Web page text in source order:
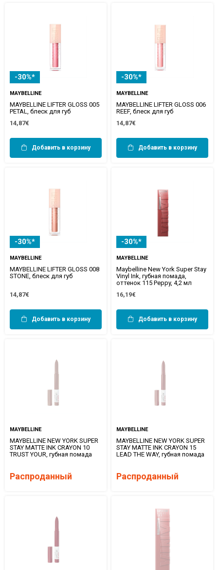
-30%*
MAYBELLINE
MAYBELLINE LIFTER GLOSS 005
PETAL, блеск для губ
14,87€
Добавить в корзину
-30%*
MAYBELLINE
MAYBELLINE LIFTER GLOSS 006
REEF, блеск для губ
14,87€
Добавить в корзину
-30%*
MAYBELLINE
MAYBELLINE LIFTER GLOSS 008
STONE, блеск для губ
14,87€
Добавить в корзину
-30%*
MAYBELLINE
Maybelline New York Super Stay
Vinyl Ink, губная помада,
оттенок 115 Peppy, 4,2 мл
16,19€
Добавить в корзину
MAYBELLINE
MAYBELLINE NEW YORK SUPER
STAY MATTE INK CRAYON 10
TRUST YOUR, губная помада
Распроданный
MAYBELLINE
MAYBELLINE NEW YORK SUPER
STAY MATTE INK CRAYON 15
LEAD THE WAY, губная помада
Распроданный